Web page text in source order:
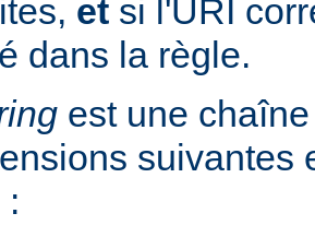
et si l'URI
dans la règle.
est une
suivantes